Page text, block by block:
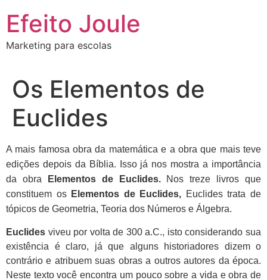
para
conteúdo
Efeito Joule
Marketing para escolas
Os Elementos de
Euclides
A mais famosa obra da matemática e a obra que mais teve
edições depois da Bíblia. Isso já nos mostra a importância
da obra
Elementos de Euclides.Nos treze livros que
constituem os Elementos de Euclides, Euclides trata de
tópicos de Geometria, Teoria dos Números e Álgebra.
Euclides viveu por volta de 300 a.C., isto considerando sua
existência é claro, já que alguns historiadores dizem o
contrário e atribuem suas obras a outros autores da época.
Neste texto você encontra um pouco sobre a vida e obra de